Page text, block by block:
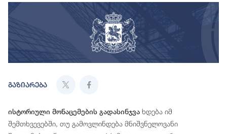
გაზიარება
ისტორიული მონაცემების გადასინჯვა ხდება იმ
შემთხვევებში, თუ გამოვლინდება მნიშვნელოვანი